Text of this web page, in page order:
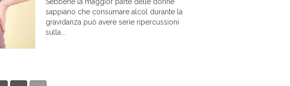
sappiano che consumare alcol durante la
gravidanza può avere serie ripercussioni
sulla...